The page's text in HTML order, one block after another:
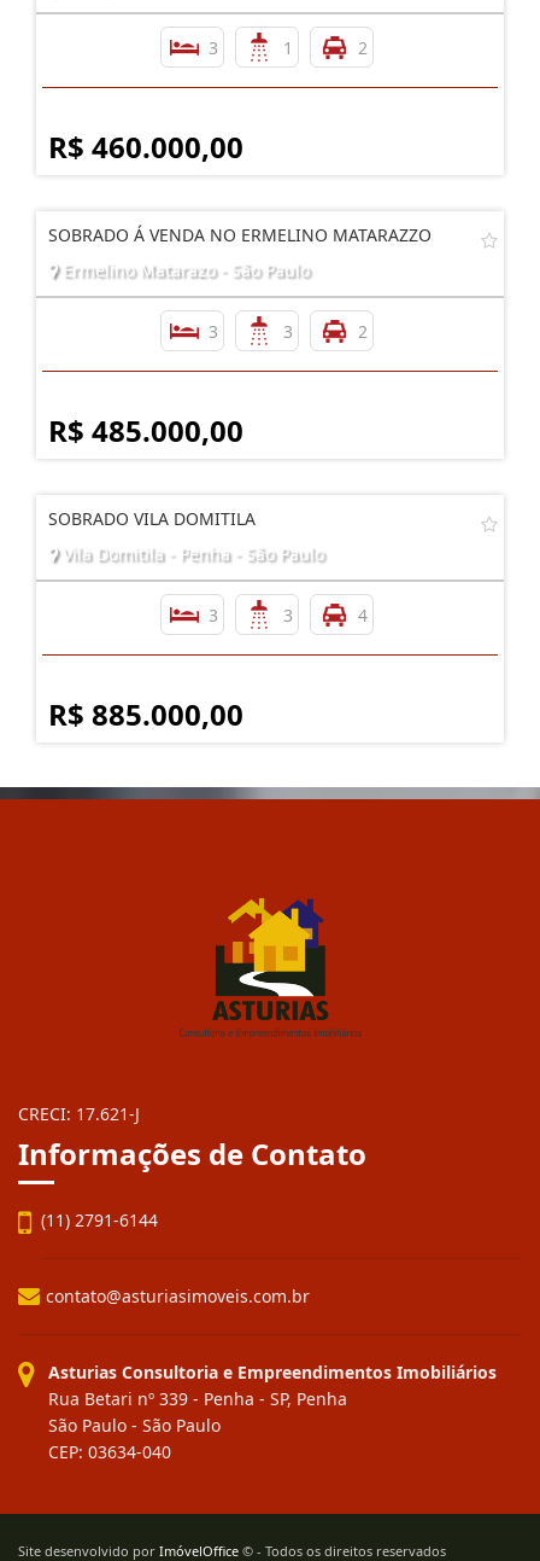
3 1 2
R$ 460.000,00
SOBRADO Á VENDA NO ERMELINO MATARAZZO
Ermelino Matarazo - São Paulo
3 3 2
R$ 485.000,00
SOBRADO VILA DOMITILA
Vila Domitila - Penha - São Paulo
3 3 4
R$ 885.000,00
CRECI: 17.621-J
Informações de Contato
(11) 2791-6144
contato@asturiasimoveis.com.br
Asturias Consultoria e Empreendimentos Imobiliários
Rua Betari nº 339 - Penha - SP, Penha
São Paulo - São Paulo
CEP: 03634-040
Site desenvolvido por ImóvelOffice © - Todos os direitos reservados